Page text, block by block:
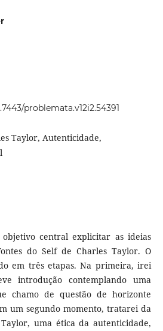
problemata.v12i2.54391
Taylor, Autenticidade,
central explicitar as ideias
do Self de Charles Taylor. O
em três etapas. Na primeira, irei
introdução contemplando uma
chamo de questão de horizonte
um segundo momento, tratarei da
uma ética da autenticidade,